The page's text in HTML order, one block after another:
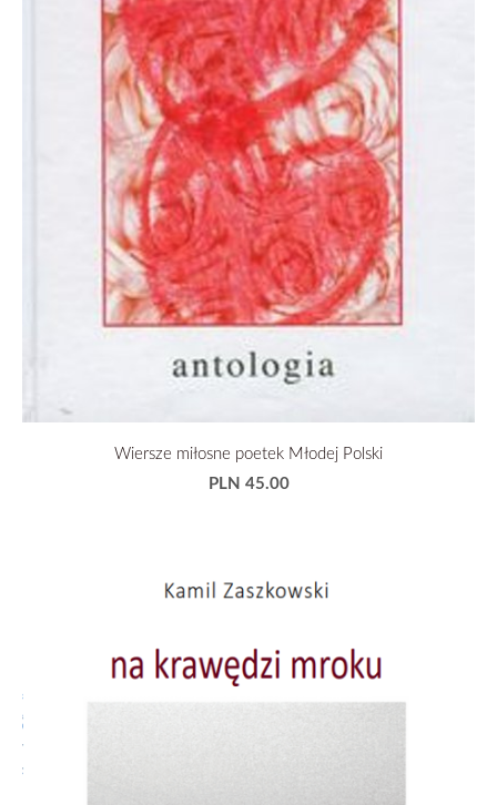
Wiersze miłosne poetek Młodej Polski
PLN 45.00